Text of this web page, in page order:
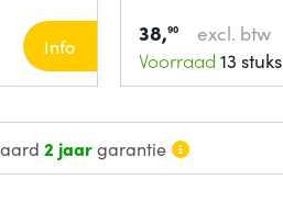
Info 38,90
excl. btw
Voorraad 13 stuks
2 jaargarantie